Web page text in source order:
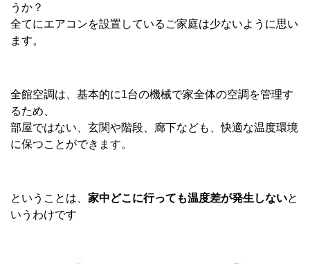
うか？
全てにエアコンを設置しているご家庭は少ないように思い
ます。
全館空調は、基本的に1台の機械で家全体の空調を管理す
るため、
部屋ではない、玄関や階段、廊下なども、快適な温度環境
に保つことができます。
ということは、 家中どこに行っても温度差が発生しないと
いうわけです